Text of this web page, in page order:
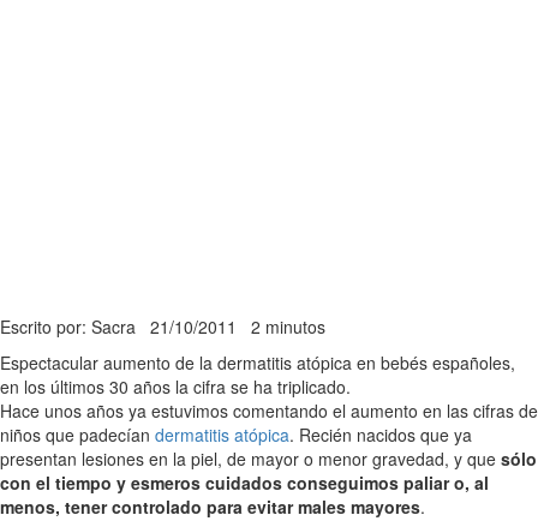
Escrito por: Sacra 21/10/2011 2 minutos
Espectacular aumento de la dermatitis atópica en bebés españoles,
en los últimos 30 años la cifra se ha triplicado.
Hace unos años ya estuvimos comentando el aumento en las cifras de
niños que padecían dermatitis atópica. Recién nacidos que ya
presentan lesiones en la piel, de mayor o menor gravedad, y que sólo
con el tiempo y esmeros cuidados conseguimos paliar o, al
menos, tener controlado para evitar males mayores.